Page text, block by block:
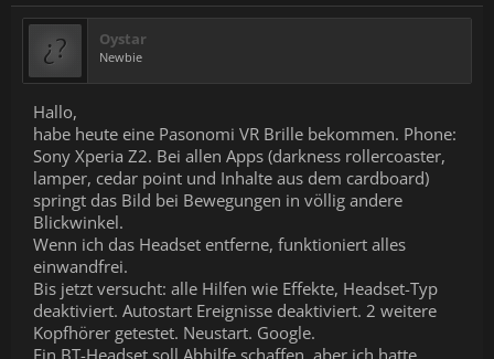
Oystar
Newbie
Hallo,
habe heute eine Pasonomi VR Brille bekommen. Phone:
Sony Xperia Z2. Bei allen Apps (darkness rollercoaster,
lamper, cedar point und Inhalte aus dem cardboard)
springt das Bild bei Bewegungen in völlig andere
Blickwinkel.
Wenn ich das Headset entferne, funktioniert alles
einwandfrei.
Bis jetzt versucht: alle Hilfen wie Effekte, Headset-Typ
deaktiviert. Autostart Ereignisse deaktiviert. 2 weitere
Kopfhörer getestet. Neustart. Google.
Ein BT-Headset soll Abhilfe schaffen, aber ich hatte